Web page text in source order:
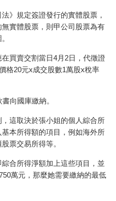
》規定簽證發行的實體股票，
實體股票，則甲公司股票為有
買賣交割當日4月2日，代徵證
格20元x成交股數1萬股x稅率
向國庫繳納。
這取決於張小姐的個人綜合所
本所得額的項目，例如海外所
票交易所得等。
合所得淨額加上這些項目，並
萬元，那麼她需要繳納的最低